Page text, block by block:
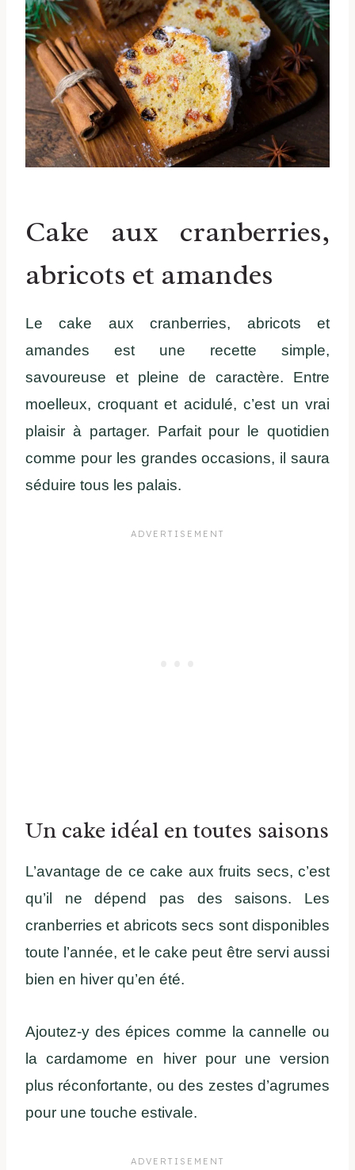
Cake aux cranberries,
abricots et amandes
Le cake aux cranberries, abricots et
amandes est une recette simple,
savoureuse et pleine de caractère. Entre
moelleux, croquant et acidulé, c’est un vrai
plaisir à partager. Parfait pour le quotidien
comme pour les grandes occasions, il saura
séduire tous les palais.
Un cake idéal en toutes saisons
L’avantage de ce cake aux fruits secs, c’est
qu’il ne dépend pas des saisons. Les
cranberries et abricots secs sont disponibles
toute l’année, et le cake peut être servi aussi
bien en hiver qu’en été.
Ajoutez-y des épices comme la cannelle ou
la cardamome en hiver pour une version
plus réconfortante, ou des zestes d’agrumes
pour une touche estivale.